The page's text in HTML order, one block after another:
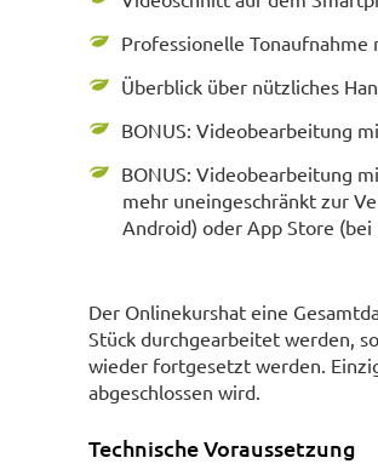
Professionelle Tonaufnahme
Überblick über nützliches
BONUS: Videobearbeitung
BONUS: Videobearbeitung
mehr uneingeschränkt zur
Android) oder App Store
Der Onlinekurshat eine
Stück durchgearbeitet werden,
wieder fortgesetzt werden.
abgeschlossen wird.
Technische Voraussetzung